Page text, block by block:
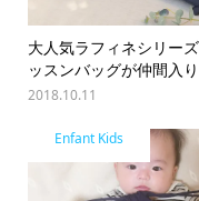
大人気ラフィネシリー
ッスンバッグが仲間入
2018.10.11
Enfant Kids